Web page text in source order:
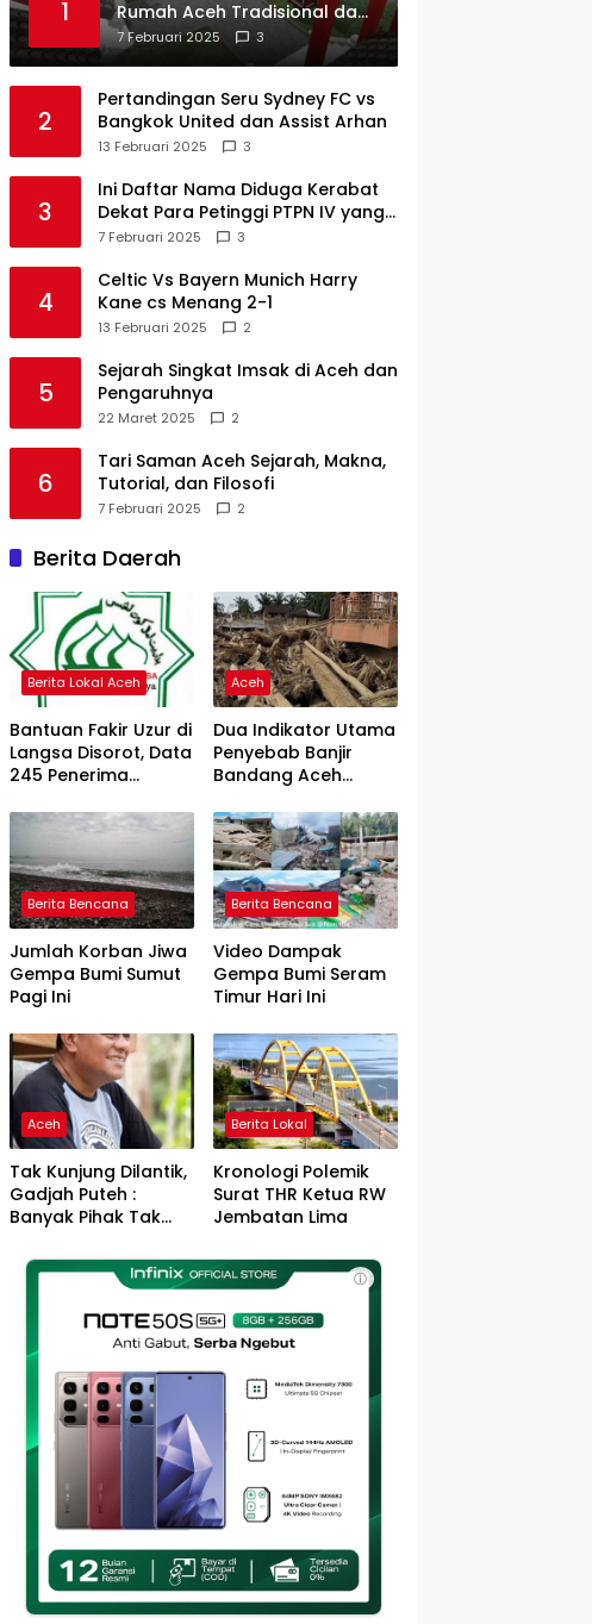
1
Rumah Aceh Tradisional dan
Sejarah Perkembangannya
7 Februari 2025 3
2
Pertandingan Seru Sydney FC vs
Bangkok United dan Assist Arhan
13 Februari 2025 3
3
Ini Daftar Nama Diduga Kerabat
Dekat Para Petinggi PTPN IV yang
Lulus PKWT
7 Februari 2025 3
4
Celtic Vs Bayern Munich Harry
Kane cs Menang 2-1
13 Februari 2025 2
5
Sejarah Singkat Imsak di Aceh dan
Pengaruhnya
22 Maret 2025 2
6
Tari Saman Aceh Sejarah, Makna,
Tutorial, dan Filosofi
7 Februari 2025 2
Berita Daerah
Berita Lokal Aceh
Bantuan Fakir Uzur di
Langsa Disorot, Data
245 Penerima
Aceh
Dua Indikator Utama
Penyebab Banjir
Bandang Aceh
Puteh Soroti
Kerusakan DAS
Berita Bencana
Jumlah Korban Jiwa
Gempa Bumi Sumut
Pagi Ini
Berita Bencana
Video Dampak
Gempa Bumi Seram
Timur Hari Ini
Aceh
Tak Kunjung Dilantik,
Gadjah Puteh :
Banyak Pihak Tak
Jadi Pemimpin Kota
Berita Lokal
Kronologi Polemik
Surat THR Ketua RW
Jembatan Lima
ⓘ